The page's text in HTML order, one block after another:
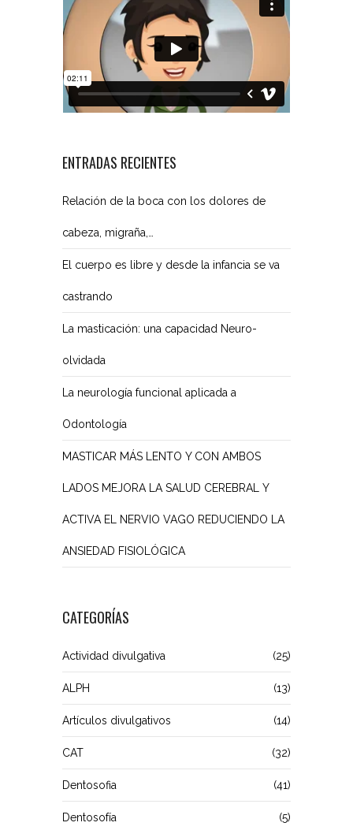
ENTRADAS RECIENTES
Relación de la boca con los dolores de
cabeza, migraña,…
El cuerpo es libre y desde la infancia se va
castrando
La masticación: una capacidad Neuro-
olvidada
La neurología funcional aplicada a
Odontología
MASTICAR MÁS LENTO Y CON AMBOS
LADOS MEJORA LA SALUD CEREBRAL Y
ACTIVA EL NERVIO VAGO REDUCIENDO LA
ANSIEDAD FISIOLÓGICA
CATEGORÍAS
Actividad divulgativa (25)
ALPH (13)
Artículos divulgativos (14)
CAT (32)
Dentosofia (41)
Dentosofía (5)